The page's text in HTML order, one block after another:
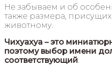
Не забываем и об
также размера,
животному.
Чихуахуа – это
поэтому выбор имени
соответствующий.